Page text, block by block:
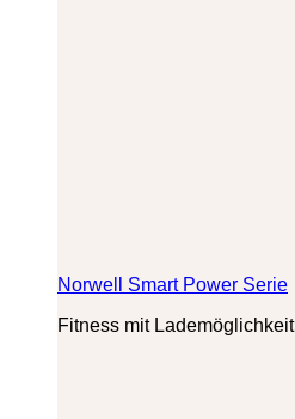
Norwell Smart Power Serie
Fitness mit Lademöglichkeit